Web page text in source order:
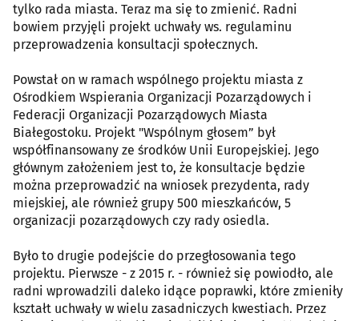
tylko rada miasta. Teraz ma się to zmienić. Radni
bowiem przyjęli projekt uchwały ws. regulaminu
przeprowadzenia konsultacji społecznych.
Powstał on w ramach wspólnego projektu miasta z
Ośrodkiem Wspierania Organizacji Pozarządowych i
Federacji Organizacji Pozarządowych Miasta
Białegostoku. Projekt "Wspólnym głosem” był
współfinansowany ze środków Unii Europejskiej. Jego
głównym założeniem jest to, że konsultacje będzie
można przeprowadzić na wniosek prezydenta, rady
miejskiej, ale również grupy 500 mieszkańców, 5
organizacji pozarządowych czy rady osiedla.
Było to drugie podejście do przegłosowania tego
projektu. Pierwsze - z 2015 r. - również się powiodło, ale
radni wprowadzili daleko idące poprawki, które zmieniły
kształt uchwały w wielu zasadniczych kwestiach. Przez